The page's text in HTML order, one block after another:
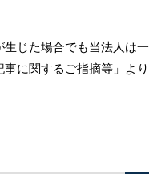
じた場合でも当法人は一
に関するご指摘等」より